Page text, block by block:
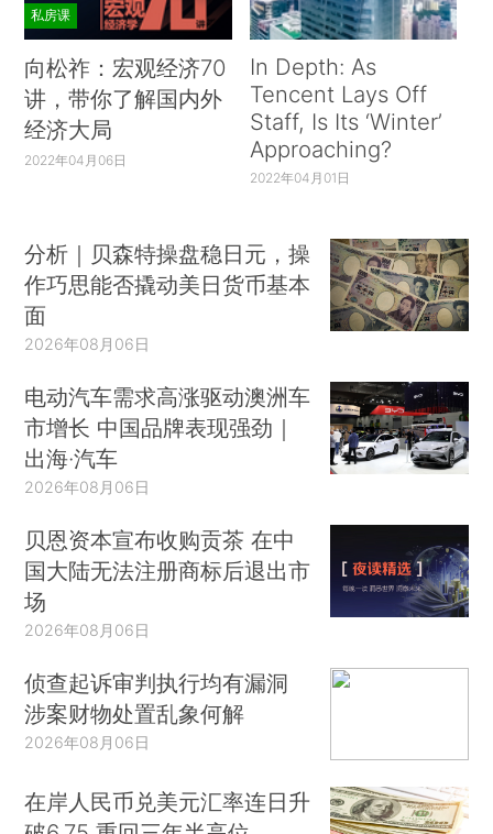
私房课
向松祚：宏观经济70
讲，带你了解国内外
经济大局
2022年04月06日
In Depth: As
Tencent Lays Off
Staff, Is Its ‘Winter’
Approaching?
2022年04月01日
分析｜贝森特操盘稳日元，操
作巧思能否撬动美日货币基本
面
2026年08月06日
电动汽车需求高涨驱动澳洲车
市增长 中国品牌表现强劲｜
出海·汽车
2026年08月06日
贝恩资本宣布收购贡茶 在中
国大陆无法注册商标后退出市
场
2026年08月06日
侦查起诉审判执行均有漏洞
涉案财物处置乱象何解
2026年08月06日
在岸人民币兑美元汇率连日升